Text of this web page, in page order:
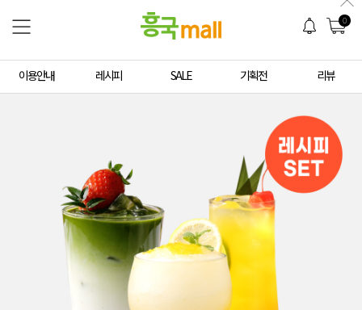
0
이용안내 레시피 SALE 기획전 리뷰